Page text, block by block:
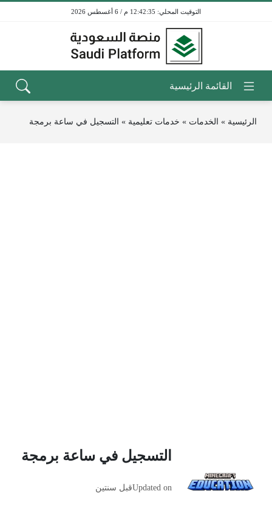
12:42:35 م / 6 أغسطس 2026
الرئيسية » الخدمات » خدمات تعليمية » التسجيل في ساعة برمجة
التسجيل في ساعة برمجة
Updated onقبل سنتين